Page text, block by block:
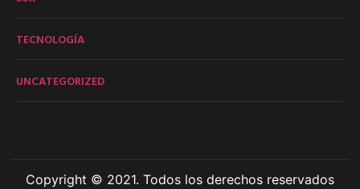
TECNOLOGÍA
UNCATEGORIZED
Copyright © 2021. Todos los derechos reservados